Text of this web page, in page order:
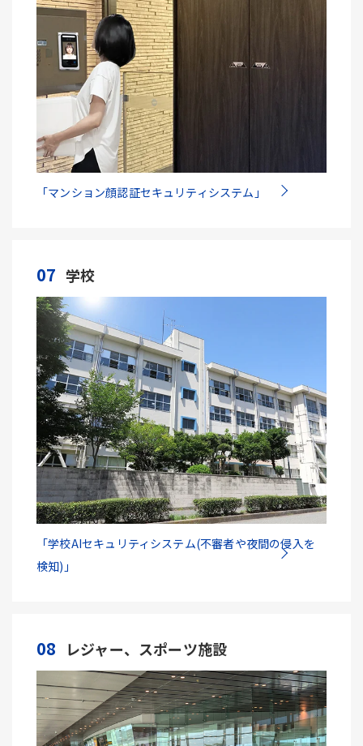
「マンション顔認証セキュリティシステム」
07 学校
「学校AIセキュリティシステム(不審者や夜間の侵入を
検知)」
08 レジャー、スポーツ施設